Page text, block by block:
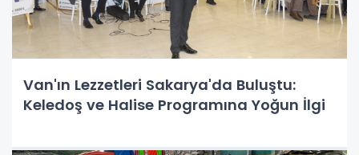
Van'ın Lezzetleri Sakarya'da Buluştu:
Keledoş ve Halise Programına Yoğun İlgi